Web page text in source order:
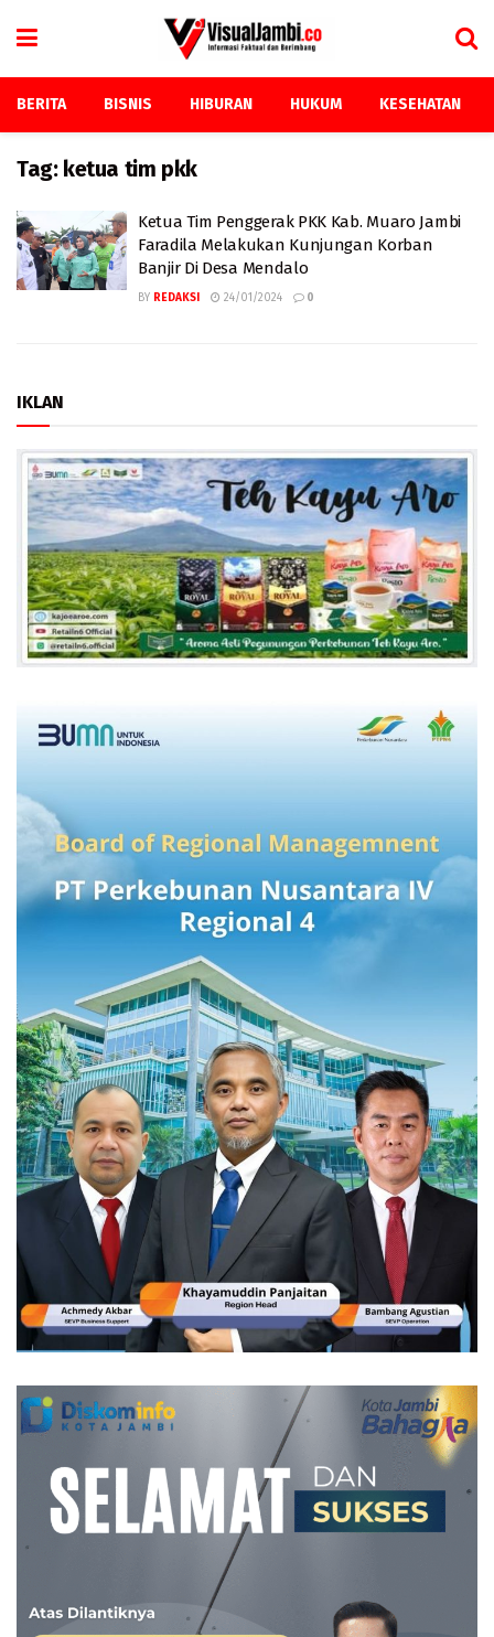
BERITA BISNIS HIBURAN HUKUM KESEHATAN
Tag: ketua tim pkk
Ketua Tim Penggerak PKK Kab. Muaro Jambi
Faradila Melakukan Kunjungan Korban
Banjir Di Desa Mendalo
BY REDAKSI 24/01/2024 0
IKLAN